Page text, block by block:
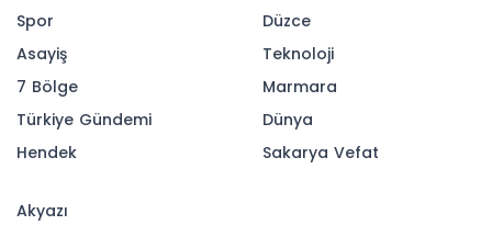
Spor
Asayiş
7 Bölge
Türkiye Gündemi
Hendek
Düzce
Teknoloji
Marmara
Dünya
Sakarya Vefat
Akyazı